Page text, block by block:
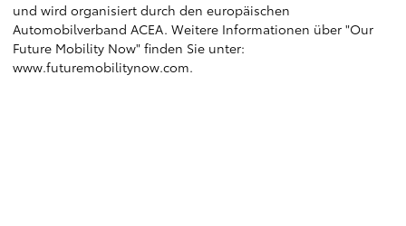
und wird organisiert durch den europäischen
Automobilverband ACEA. Weitere Informationen über "Our
Future Mobility Now" finden Sie unter:
www.futuremobilitynow.com.